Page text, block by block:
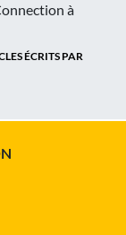
à
ÉCRITS PAR